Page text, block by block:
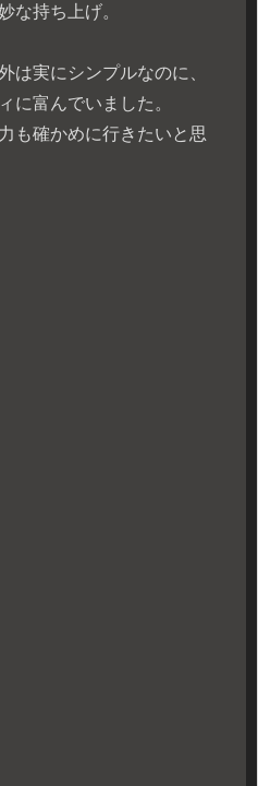
な持ち上げ。
は実にシンプルなのに、
に富んでいました。
も確かめに行きたいと思